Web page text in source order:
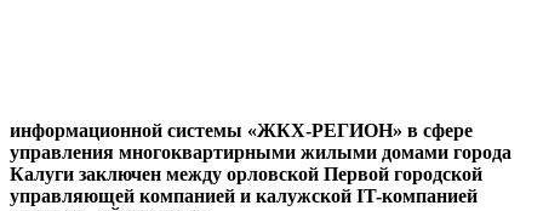
информационной системы «ЖКХ-РЕГИОН» в сфере
управления многоквартирными жилыми домами города
Калуги заключен между орловской Первой городской
управляющей компанией и калужской IT-компанией